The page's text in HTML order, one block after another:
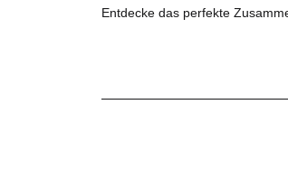
Entdecke das perfekte